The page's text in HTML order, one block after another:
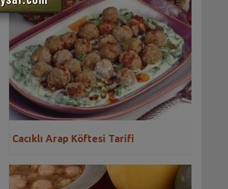
Cacıklı Arap Köftesi Tarifi